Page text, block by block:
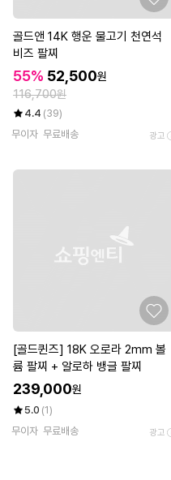
골드앤 14K 행운 물고기 천연석
비즈 팔찌
55% 52,500원
116,700원
4.4 (39)
무이자 무료배송 광고
[골드퀸즈] 18K 오로라 2mm 볼
륨 팔찌 + 알로하 뱅글 팔찌
239,000원
5.0 (1)
무이자 무료배송 광고